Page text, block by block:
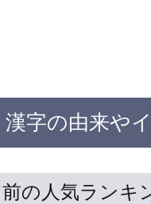
字の由来や
の人気ランキ